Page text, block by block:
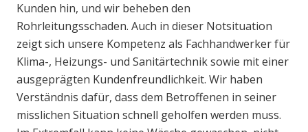
Kunden hin, und wir beheben den
Rohrleitungsschaden. Auch in dieser Notsituation
zeigt sich unsere Kompetenz als Fachhandwerker für
Klima-, Heizungs- und Sanitärtechnik sowie mit einer
ausgeprägten Kundenfreundlichkeit. Wir haben
Verständnis dafür, dass dem Betroffenen in seiner
misslichen Situation schnell geholfen werden muss.